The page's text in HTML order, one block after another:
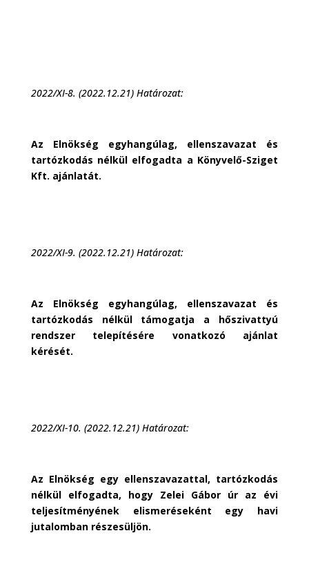
2022/XI-8. (2022.12.21) Határozat:
Az Elnökség egyhangúlag, ellenszavazat és
tartózkodás nélkül elfogadta a Könyvelő-Sziget
Kft. ajánlatát.
2022/XI-9. (2022.12.21) Határozat:
Az Elnökség egyhangúlag, ellenszavazat és
tartózkodás nélkül támogatja a hőszivattyú
rendszer telepítésére vonatkozó ajánlat
kérését.
2022/XI-10. (2022.12.21) Határozat:
Az Elnökség egy ellenszavazattal, tartózkodás
nélkül elfogadta, hogy Zelei Gábor úr az évi
teljesítményének elismeréseként egy havi
jutalomban részesüljön.